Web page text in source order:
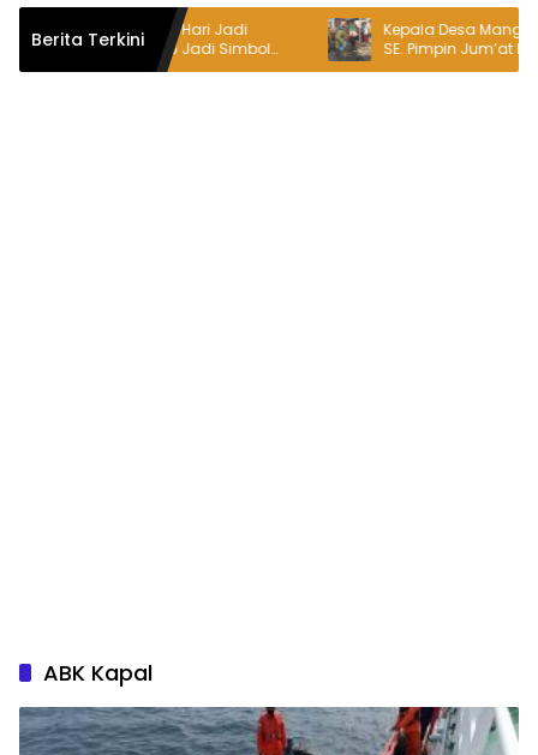
Berita Terkini
Logo Hari Jadi
Bekasi ke-76 Jadi Simbol
Warga Sambut Hari Jadi
Kepala Desa Mangunjaya,
SE. Pimpin Jum’at Bersih di
Tambun-Tambelang
ABK Kapal